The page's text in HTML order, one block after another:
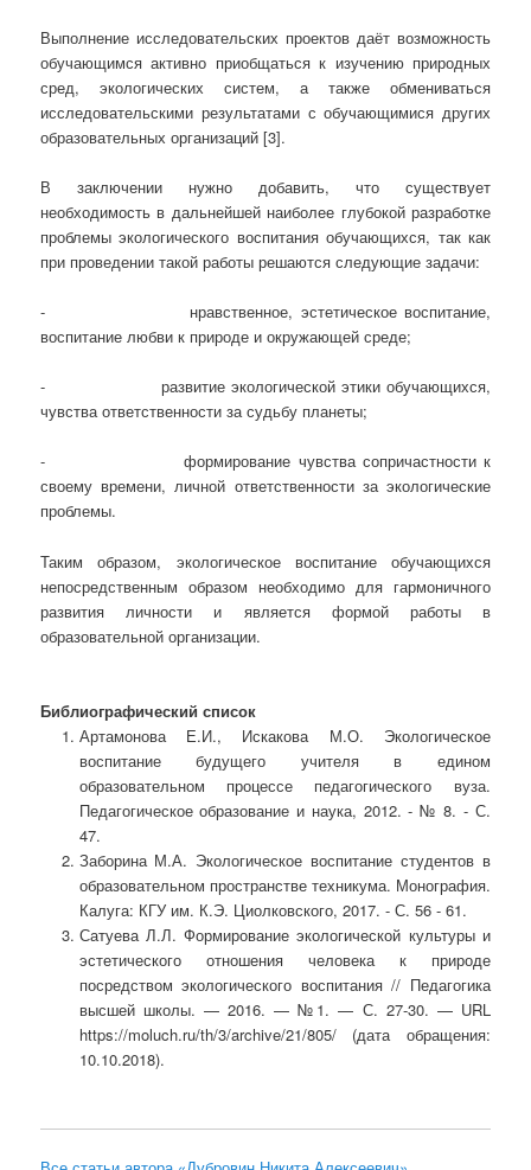
Выполнение исследовательских проектов даёт возможность
обучающимся активно приобщаться к изучению природных
сред, экологических систем, а также обмениваться
исследовательскими результатами с обучающимися других
образовательных организаций [3].
В заключении нужно добавить, что существует
необходимость в дальнейшей наиболее глубокой разработке
проблемы экологического воспитания обучающихся, так как
при проведении такой работы решаются следующие задачи:
- нравственное, эстетическое воспитание,
воспитание любви к природе и окружающей среде;
- развитие экологической этики обучающихся,
чувства ответственности за судьбу планеты;
- формирование чувства сопричастности к
своему времени, личной ответственности за экологические
проблемы.
Таким образом, экологическое воспитание обучающихся
непосредственным образом необходимо для гармоничного
развития личности и является формой работы в
образовательной организации.
Библиографический список
Артамонова Е.И., Искакова М.О. Экологическое
воспитание будущего учителя в едином
образовательном процессе педагогического вуза.
Педагогическое образование и наука, 2012. - № 8. - С.
47.
Заборина М.А. Экологическое воспитание студентов в
образовательном пространстве техникума. Монография.
Калуга: КГУ им. К.Э. Циолковского, 2017. - С. 56 - 61.
Сатуева Л.Л. Формирование экологической культуры и
эстетического отношения человека к природе
посредством экологического воспитания // Педагогика
высшей школы. — 2016. — №1. — С. 27-30. — URL
https://moluch.ru/th/3/archive/21/805/ (дата обращения:
10.10.2018).